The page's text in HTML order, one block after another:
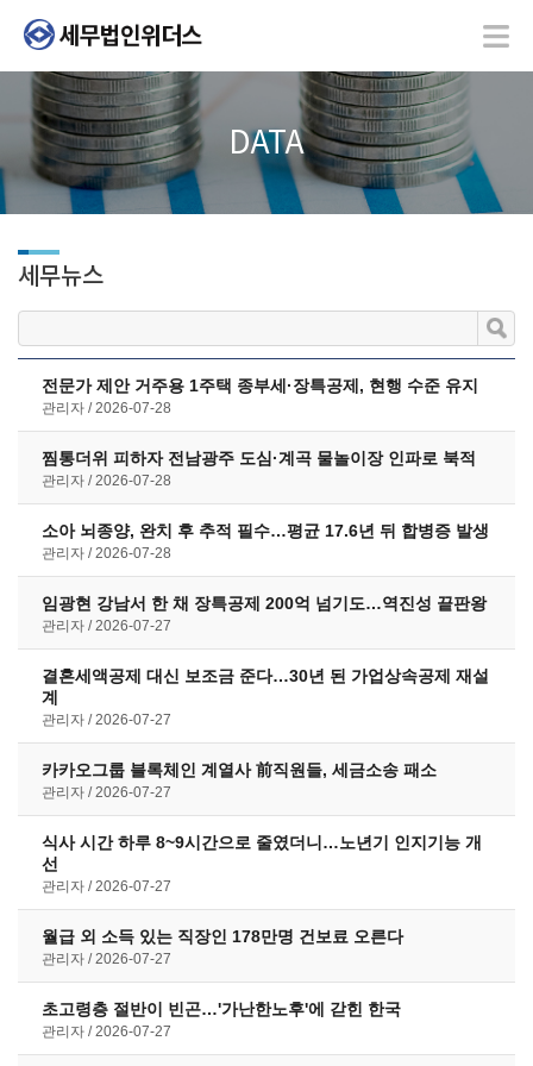
DATA
세무뉴스
전문가 제안 거주용 1주택 종부세·장특공제, 현행 수준 유지
관리자 2026-07-28
찜통더위 피하자 전남광주 도심·계곡 물놀이장 인파로 북적
관리자 2026-07-28
소아 뇌종양, 완치 후 추적 필수…평균 17.6년 뒤 합병증 발생
관리자 2026-07-28
임광현 강남서 한 채 장특공제 200억 넘기도…역진성 끝판왕
관리자 2026-07-27
결혼세액공제 대신 보조금 준다…30년 된 가업상속공제 재설
계
관리자 2026-07-27
카카오그룹 블록체인 계열사 前직원들, 세금소송 패소
관리자 2026-07-27
식사 시간 하루 8~9시간으로 줄였더니…노년기 인지기능 개
선
관리자 2026-07-27
월급 외 소득 있는 직장인 178만명 건보료 오른다
관리자 2026-07-27
초고령층 절반이 빈곤…'가난한노후'에 갇힌 한국
관리자 2026-07-27